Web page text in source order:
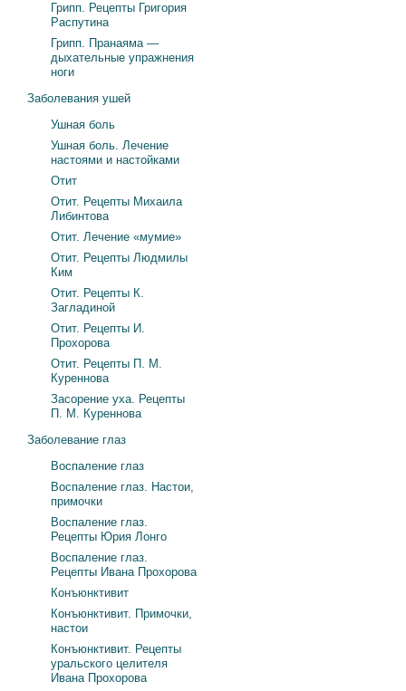
Грипп. Рецепты Григория
Распутина
Грипп. Пранаяма —
дыхательные упражнения
ноги
Заболевания ушей
Ушная боль
Ушная боль. Лечение
настоями и настойками
Отит
Отит. Рецепты Михаила
Либинтова
Отит. Лечение «мумие»
Отит. Рецепты Людмилы
Ким
Отит. Рецепты К.
Загладиной
Отит. Рецепты И.
Прохорова
Отит. Рецепты П. М.
Куреннова
Засорение уха. Рецепты
П. М. Куреннова
Заболевание глаз
Воспаление глаз
Воспаление глаз. Настои,
примочки
Воспаление глаз.
Рецепты Юрия Лонго
Воспаление глаз.
Рецепты Ивана Прохорова
Конъюнктивит
Конъюнктивит. Примочки,
настои
Конъюнктивит. Рецепты
уральского целителя
Ивана Прохорова